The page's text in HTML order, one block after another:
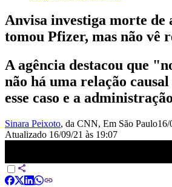
Anvisa investiga morte de
tomou Pfizer, mas não vê
A agência destacou que
não há uma relação
esse caso e a
Sinara Peixoto, da CNN, Em São Paulo16/
Atualizado 16/09/21 às 19:07